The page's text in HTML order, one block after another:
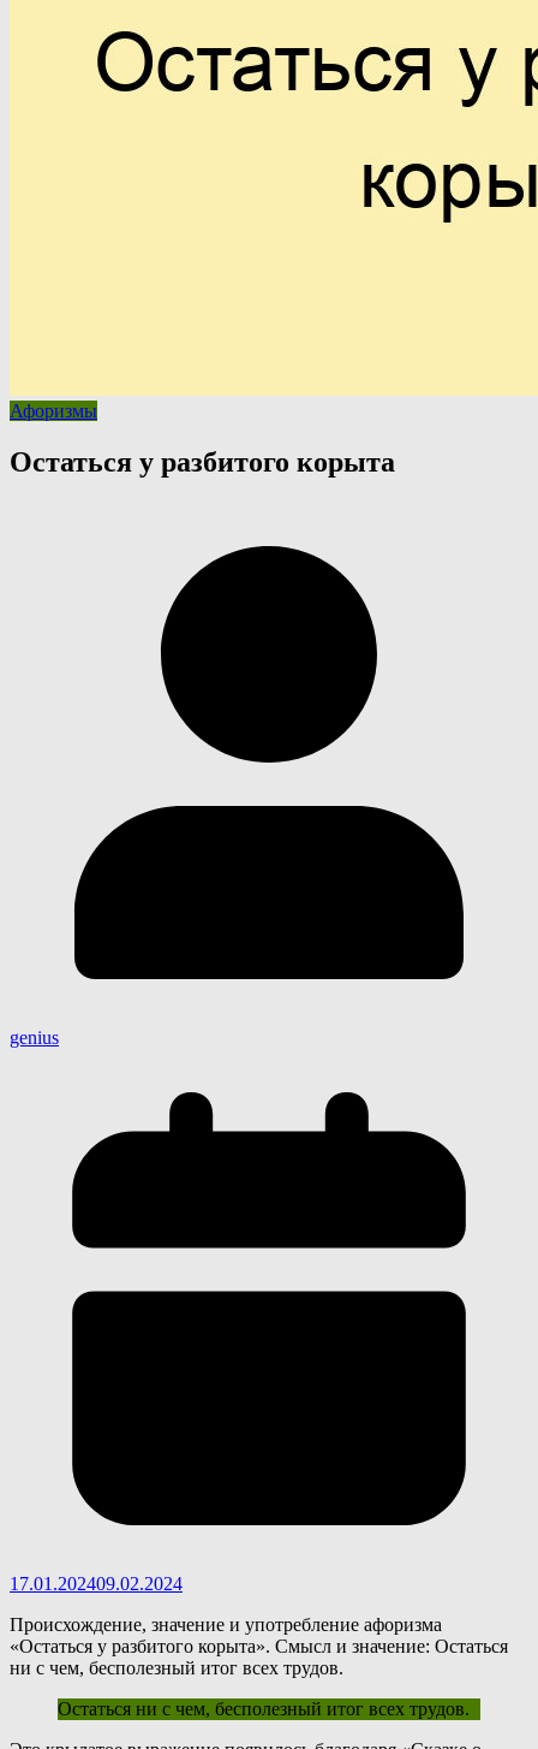
Афоризмы
Остаться у разбитого корыта
genius
17.01.202409.02.2024
Происхождение, значение и употребление афоризма
«Остаться у разбитого корыта». Смысл и значение: Остаться
ни с чем, бесполезный итог всех трудов.
Остаться ни с чем, бесполезный итог всех трудов.